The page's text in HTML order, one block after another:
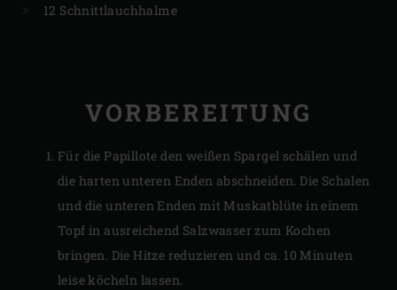
12 Schnittlauchhalme
VORBEREITUNG
Für die Papillote den weißen Spargel schälen und
die harten unteren Enden abschneiden. Die Schalen
und die unteren Enden mit Muskatblüte in einem
Topf in ausreichend Salzwasser zum Kochen
bringen. Die Hitze reduzieren und ca. 10 Minuten
leise köcheln lassen.